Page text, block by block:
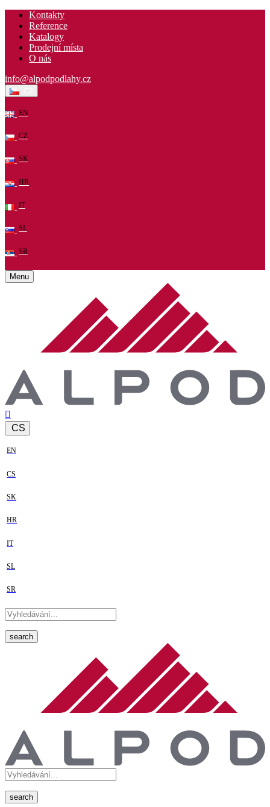
Kontakty
Reference
Katalogy
Prodejní místa
O nás
info@alpodpodlahy.cz
EN
CZ
SK
HR
IT
SL
SR
Menu
CS
EN
CS
SK
HR
IT
SL
SR
search
search